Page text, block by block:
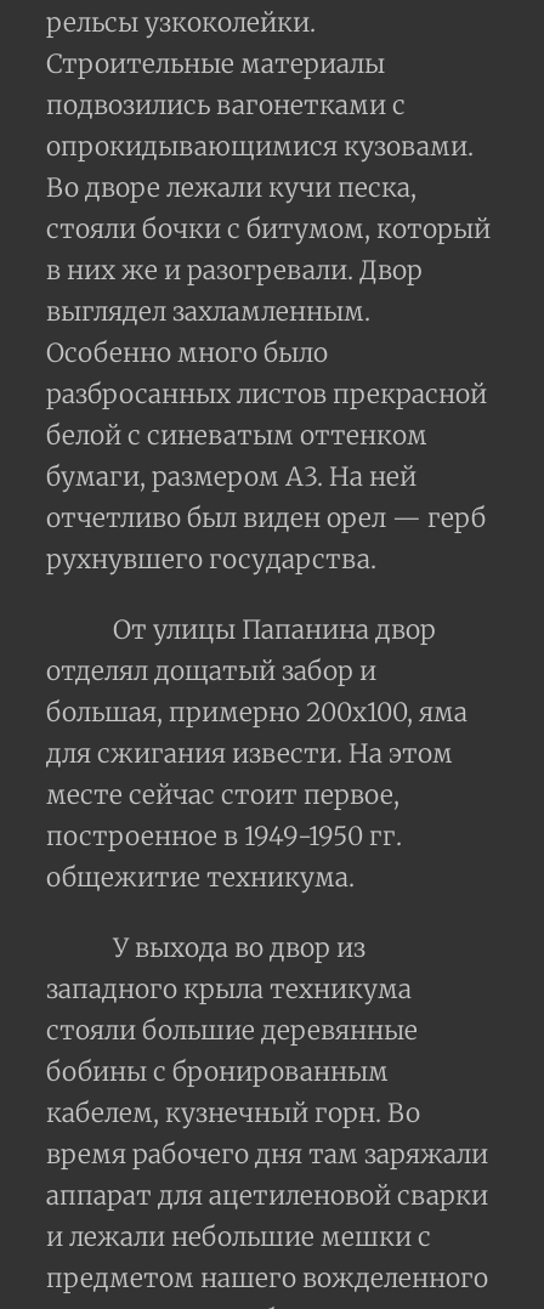
рельсы узкоколейки.
Строительные материалы
подвозились вагонетками с
опрокидывающимися кузовами.
Во дворе лежали кучи песка,
стояли бочки с битумом, который
в них же и разогревали. Двор
выглядел захламленным.
Особенно много было
разбросанных листов прекрасной
белой с синеватым оттенком
бумаги, размером А3. На ней
отчетливо был виден орел — герб
рухнувшего государства.
От улицы Папанина двор
отделял дощатый забор и
большая, примерно 200х100, яма
для сжигания извести. На этом
месте сейчас стоит первое,
построенное в 1949-1950 гг.
общежитие техникума.
У выхода во двор из
западного крыла техникума
стояли большие деревянные
бобины с бронированным
кабелем, кузнечный горн. Во
время рабочего дня там заряжали
аппарат для ацетиленовой сварки
и лежали небольшие мешки с
предметом нашего вожделенного